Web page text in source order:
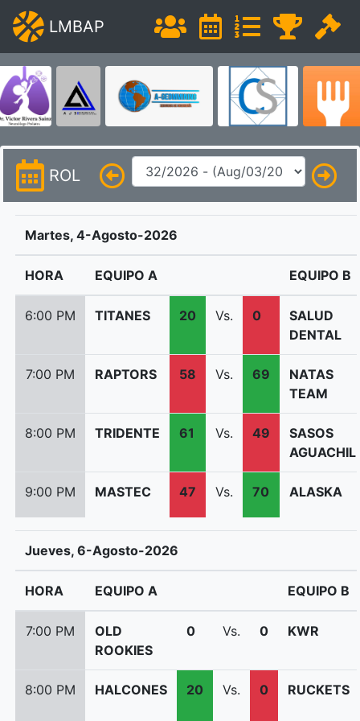
LMBAP
ROL
Martes, 4-Agosto-2026
HORA EQUIPO A EQUIPO B
6:00 PM TITANES 20 Vs. 0
SALUD
DENTAL
7:00 PM RAPTORS 58 Vs. 69
NATAS
TEAM
8:00 PM TRIDENTE 61 Vs. 49
SASOS
9:00 PM MASTEC 47 Vs. 70 ALASKA
Jueves, 6-Agosto-2026
HORA EQUIPO A EQUIPO B
7:00 PM
OLD
ROOKIES
0 Vs. 0 KWR
8:00 PM HALCONES 20 Vs. 0 RUCKETS